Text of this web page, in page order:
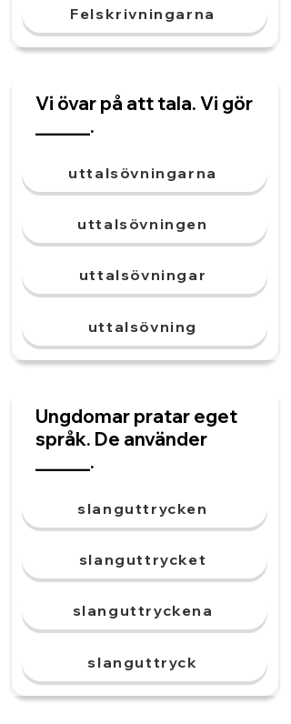
Felskrivningarna
Vi övar på att tala. Vi gör
______.
uttalsövningarna
uttalsövningen
uttalsövningar
uttalsövning
Ungdomar pratar eget
språk. De använder
______.
slanguttrycken
slanguttrycket
slanguttryckena
slanguttryck